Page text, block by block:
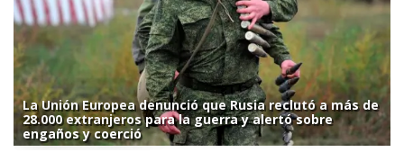
La Unión Europea denunció que Rusia reclutó a más de
28.000 extranjeros para la guerra y alertó sobre
engaños y coerció